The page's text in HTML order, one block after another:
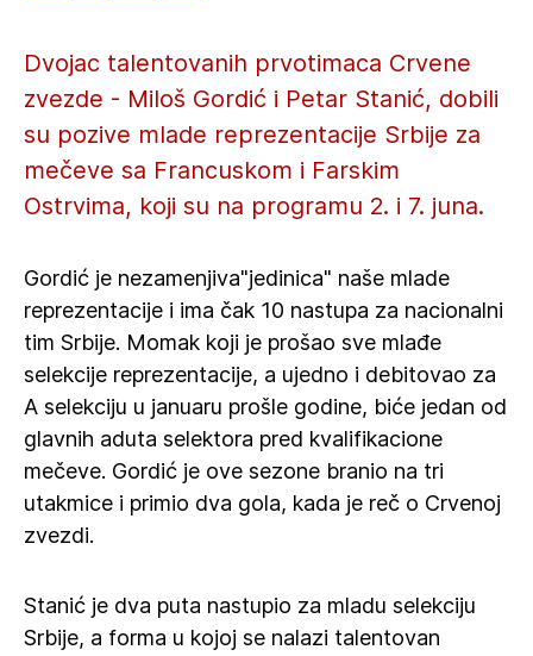
Dvojac talentovanih prvotimaca Crvene
zvezde - Miloš Gordić i Petar Stanić, dobili
su pozive mlade reprezentacije Srbije za
mečeve sa Francuskom i Farskim
Ostrvima, koji su na programu 2. i 7. juna.
Gordić je nezamenjiva"jedinica" naše mlade
reprezentacije i ima čak 10 nastupa za nacionalni
tim Srbije. Momak koji je prošao sve mlađe
selekcije reprezentacije, a ujedno i debitovao za
A selekciju u januaru prošle godine, biće jedan od
glavnih aduta selektora pred kvalifikacione
mečeve. Gordić je ove sezone branio na tri
utakmice i primio dva gola, kada je reč o Crvenoj
zvezdi.
Stanić je dva puta nastupio za mladu selekciju
Srbije, a forma u kojoj se nalazi talentovan